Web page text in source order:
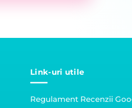
Link-uri utile
Regulament Recenzii